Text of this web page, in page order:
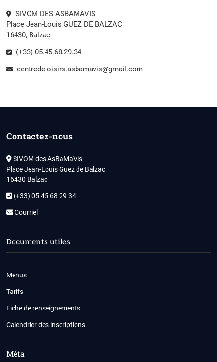
SIVOM DES ASBAMAVIS
Place Jean-Louis GUEZ DE BALZAC
16430, Balzac
(+33) 05.45.68.29.34
centredeloisirs.asbamavis@gmail.com
Contactez-nous
SIVOM des AsBaMaVis
Place Jean-Louis Guez de Balzac
16430 Balzac
(+33) 05 45 68 29 34
Courriel
Documents utiles
Menus
Tarifs
Fiche de renseignements
Calendrier des inscriptions
Méta